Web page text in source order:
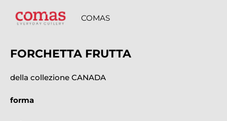
COMAS
FORCHETTA FRUTTA
della collezione CANADA
forma